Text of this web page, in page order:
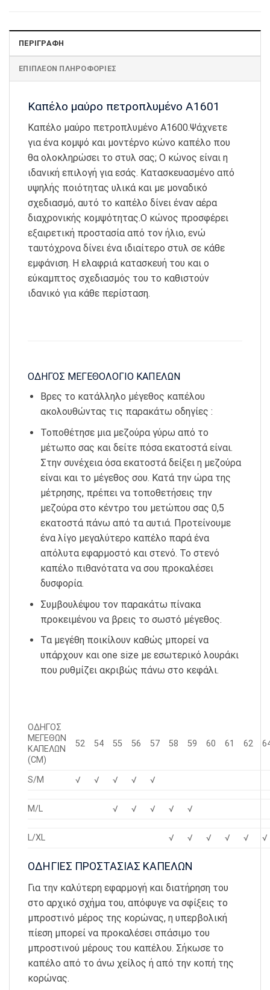
ΠΕΡΙΓΡΑΦΉ
ΕΠΙΠΛΈΟΝ ΠΛΗΡΟΦΟΡΊΕΣ
Καπέλο μαύρο πετροπλυμένο Α1601
Καπέλο μαύρο πετροπλυμένο Α1600.Ψάχνετε
για ένα κομψό και μοντέρνο κώνο καπέλο που
θα ολοκληρώσει το στυλ σας; Ο κώνος είναι η
ιδανική επιλογή για εσάς. Κατασκευασμένο από
υψηλής ποιότητας υλικά και με μοναδικό
σχεδιασμό, αυτό το καπέλο δίνει έναν αέρα
διαχρονικής κομψότητας.Ο κώνος προσφέρει
εξαιρετική προστασία από τον ήλιο, ενώ
ταυτόχρονα δίνει ένα ιδιαίτερο στυλ σε κάθε
εμφάνιση. Η ελαφριά κατασκευή του και ο
εύκαμπτος σχεδιασμός του το καθιστούν
ιδανικό για κάθε περίσταση.
ΟΔΗΓΟΣ ΜΕΓΕΘΟΛΟΓΙΟ ΚΑΠΕΛΩΝ
Βρες το κατάλληλο μέγεθος καπέλου
ακολουθώντας τις παρακάτω οδηγίες :
Τοποθέτησε μια μεζούρα γύρω από το
μέτωπο σας και δείτε πόσα εκατοστά είναι.
Στην συνέχεια όσα εκατοστά δείξει η μεζούρα
είναι και το μέγεθος σου. Κατά την ώρα της
μέτρησης, πρέπει να τοποθετήσεις την
μεζούρα στο κέντρο του μετώπου σας 0,5
εκατοστά πάνω από τα αυτιά. Προτείνουμε
ένα λίγο μεγαλύτερο καπέλο παρά ένα
απόλυτα εφαρμοστό και στενό. Το στενό
καπέλο πιθανότατα να σου προκαλέσει
δυσφορία.
Συμβουλέψου τον παρακάτω πίνακα
προκειμένου να βρεις το σωστό μέγεθος.
Τα μεγέθη ποικίλουν καθώς μπορεί να
υπάρχουν και one size με εσωτερικό λουράκι
που ρυθμίζει ακριβώς πάνω στο κεφάλι.
ΟΔΗΓΟΣ
ΜΕΓΕΘΩΝ
ΚΑΠΕΛΩΝ
(CM)
52 54 55 56 57 58 59 60 61 62
S/M √ √ √ √ √
M/L √ √ √ √ √
L/XL √ √ √ √ √ √
ΟΔΗΓΙΕΣ ΠΡΟΣΤΑΣΙΑΣ ΚΑΠΕΛΩΝ
Για την καλύτερη εφαρμογή και διατήρηση του
στο αρχικό σχήμα του, απόφυγε να σφίξεις το
μπροστινό μέρος της κορώνας, η υπερβολική
πίεση μπορεί να προκαλέσει σπάσιμο του
μπροστινού μέρους του καπέλου. Σήκωσε το
καπέλο από το άνω χείλος ή από την κοπή της
κορώνας.